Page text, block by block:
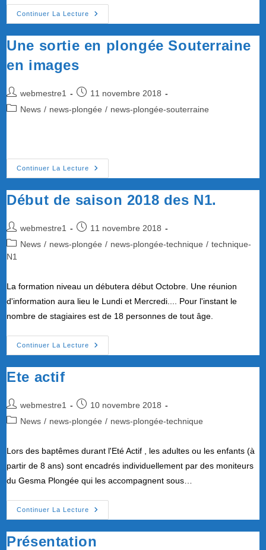
Continuer La Lecture
Audio-
Visuelle
Formation
2018-
2019
Une sortie en plongée Souterraine
en images
Auteur/autrice
de
webmestre1
Publication
publiée :
11 novembre 2018
PostNews / news-plongée / news-plongée-souterraine
Continuer La Lecture
Une
Sortie
Plongée
Souterraine
Début de saison 2018 des N1.
Auteur/autrice
de
la
webmestre1
Publication
publiée :
11 novembre 2018
Post
category:
News / news-plongée / news-plongée-technique / technique-
N1
La formation niveau un débutera début Octobre. Une réunion
d'information aura lieu le Lundi et Mercredi.... Pour l'instant le
nombre de stagiaires est de 18 personnes de tout âge.
Continuer La Lecture
Début
De
Ete actif
Auteur/autrice
de
webmestre1
Publication
publiée :
10 novembre 2018
PostNews / news-plongée / news-plongée-technique
Lors des baptêmes durant l'Eté Actif , les adultes ou les enfants (à
partir de 8 ans) sont encadrés individuellement par des moniteurs
du Gesma Plongée qui les accompagnent sous…
Continuer La Lecture
Ete
Actif
Présentation